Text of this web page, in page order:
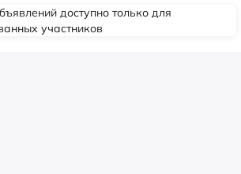
доступно только для
участников